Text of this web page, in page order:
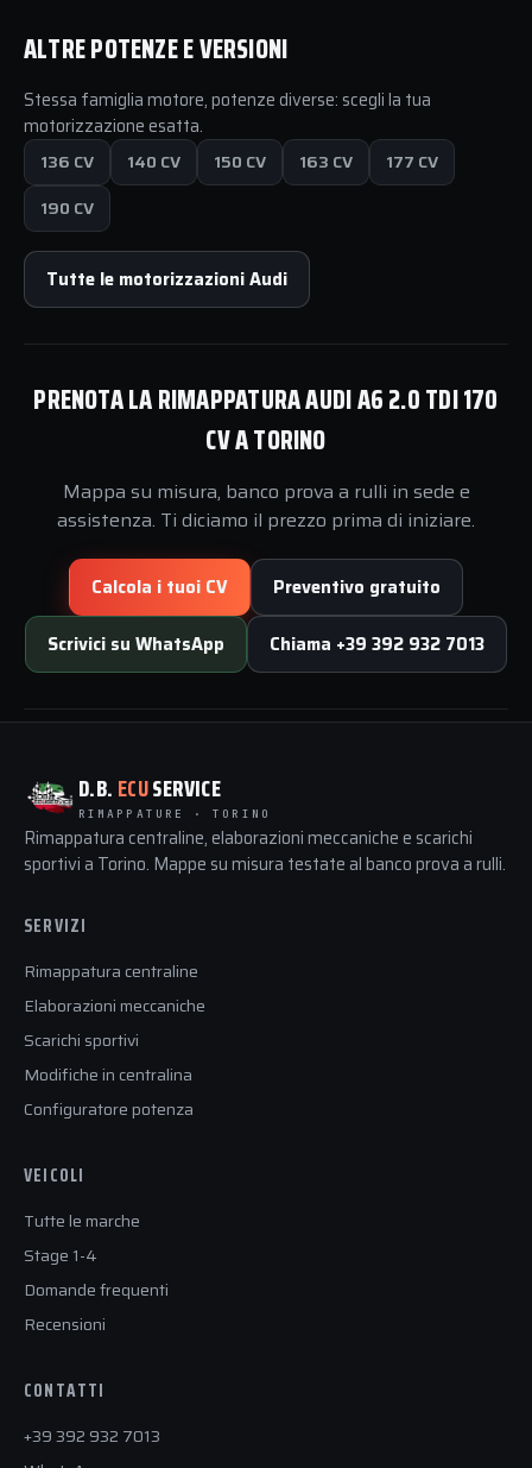
ALTRE POTENZE E VERSIONI
Stessa famiglia motore, potenze diverse: scegli la tua
motorizzazione esatta.
136 CV
140 CV 150 CV 163 CV
177 CV
190 CV
Tutte le motorizzazioni Audi
PRENOTA LA RIMAPPATURA AUDI A6 2.0 TDI 170
CV A TORINO
Mappa su misura, banco prova a rulli in sede e
assistenza. Ti diciamo il prezzo prima di iniziare.
Calcola i tuoi CV Preventivo gratuito
Scrivici su WhatsApp Chiama +39 392 932 7013
D.B. ECUSERVICE
RIMAPPATURE · TORINO
Rimappatura centraline, elaborazioni meccaniche e scarichi
sportivi a Torino. Mappe su misura testate al banco prova a rulli.
SERVIZI
Rimappatura centraline
Elaborazioni meccaniche
Scarichi sportivi
Modifiche in centralina
Configuratore potenza
VEICOLI
Tutte le marche
Stage 1-4
Domande frequenti
Recensioni
CONTATTI
+39 392 932 7013